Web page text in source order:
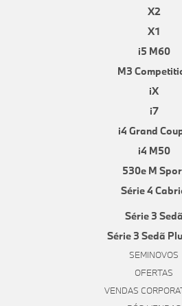
X2
X1
i5 M60
M3
iX
i7
i4 Grand
i4 M50
530e M
Série 4
Série 3 Sedã
Série 3 Sedã
SEMINOVOS
OFERTAS
VENDAS